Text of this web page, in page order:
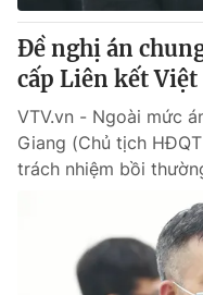
Thị trường
Góc doanh nghiệp
Truyền hình
Phim VTV
Hậu trường
Nhân vật
Giải sao mai
Giải trí
Điện ảnh
Đời sống
Làm đẹp
Giáo dục
Tuyển sinh
Đề nghị án
cấp Liên kết Việt
VTV.vn - Ngoài mức
Giang (Chủ tịch
trách nhiệm bồi